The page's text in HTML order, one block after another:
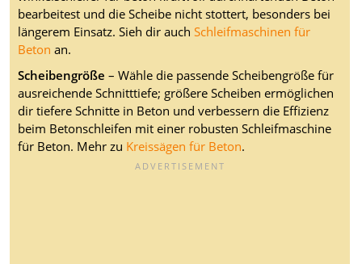
bearbeitest und die Scheibe nicht stottert, besonders bei
längerem Einsatz. Sieh dir auch Schleifmaschinen für
Beton an.
Scheibengröße – Wähle die passende Scheibengröße für
ausreichende Schnitttiefe; größere Scheiben ermöglichen
dir tiefere Schnitte in Beton und verbessern die Effizienz
beim Betonschleifen mit einer robusten Schleifmaschine
für Beton. Mehr zu Kreissägen für Beton.